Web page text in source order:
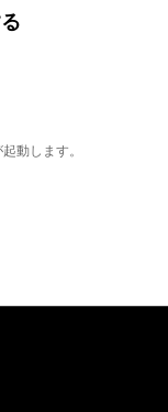
動します。